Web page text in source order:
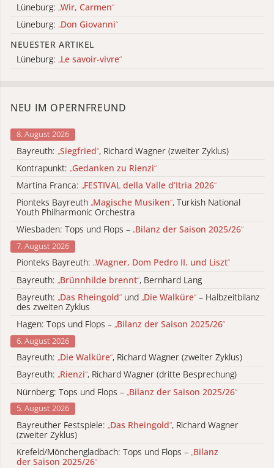
Lüneburg: „Wir, Carmen“
Lüneburg: „Don Giovanni“
NEUESTER ARTIKEL
Lüneburg: „Le savoir-vivre“
NEU IM OPERNFREUND
8. August 2026
Bayreuth: „Siegfried“, Richard Wagner (zweiter Zyklus)
Kontrapunkt: „Gedanken zu Rienzi“
Martina Franca: „FESTIVAL della Valle d’Itria 2026“
Pionteks Bayreuth „Magische Musiken“, Turkish National
Youth Philharmonic Orchestra
Wiesbaden: Tops und Flops – „Bilanz der Saison 2025/26“
7. August 2026
Pionteks Bayreuth: „Wagner, Dom Pedro II. und Liszt“
Bayreuth: „Brünnhilde brennt“, Bernhard Lang
Bayreuth: „Das Rheingold“ und „Die Walküre“ – Halbzeitbilanz
des zweiten Zyklus
Hagen: Tops und Flops – „Bilanz der Saison 2025/26“
6. August 2026
Bayreuth: „Die Walküre“, Richard Wagner (zweiter Zyklus)
Bayreuth: „Rienzi“, Richard Wagner (dritte Besprechung)
Nürnberg: Tops und Flops – „Bilanz der Saison 2025/26“
5. August 2026
Bayreuther Festspiele: „Das Rheingold“, Richard Wagner
(zweiter Zyklus)
Krefeld/Mönchengladbach: Tops und Flops – „Bilanz
der Saison 2025/26“